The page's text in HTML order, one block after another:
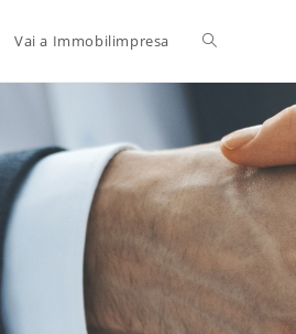
Vai a Immobilimpresa Attiva/
ricerca
sul